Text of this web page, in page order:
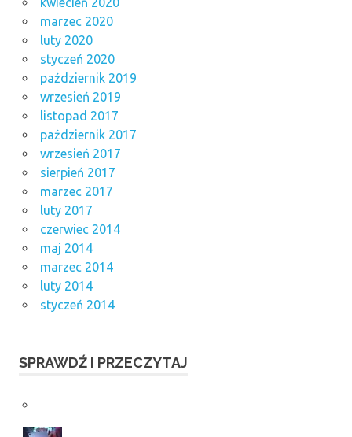
marzec 2020
luty 2020
styczeń 2020
październik 2019
wrzesień 2019
listopad 2017
październik 2017
wrzesień 2017
sierpień 2017
marzec 2017
luty 2017
czerwiec 2014
maj 2014
marzec 2014
luty 2014
styczeń 2014
SPRAWDŹ I PRZECZYTAJ